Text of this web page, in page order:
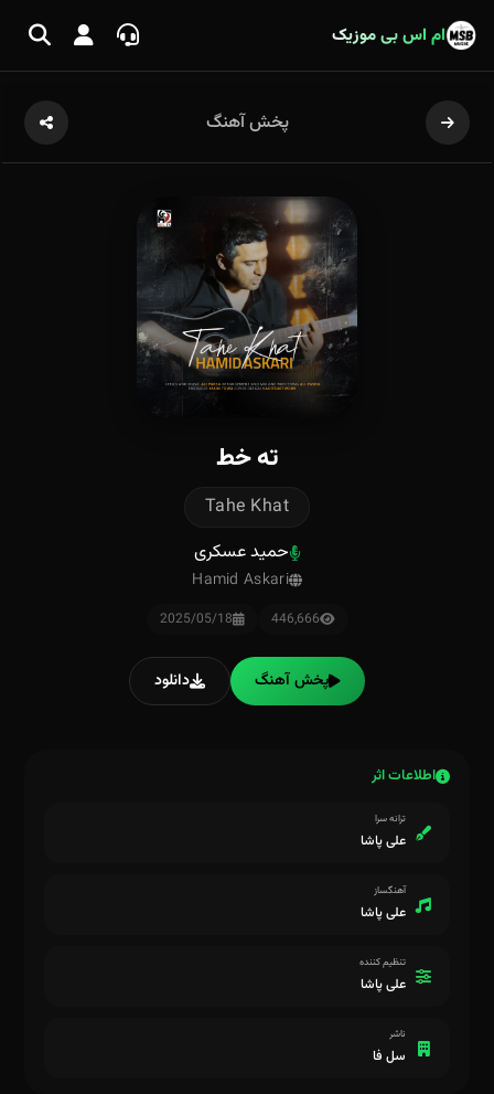
ام اس بی موزیک
پخش آهنگ
ته خط
Tahe Khat
حمید عسکری
Hamid Askari
446,666
2025/05/18
پخش آهنگ دانلود
اطلاعات اثر
ترانه سرا
علی پاشا
آهنگساز
علی پاشا
تنظیم کننده
علی پاشا
ناشر
سل فا